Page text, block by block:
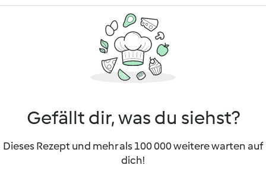
Gefällt dir, was du siehst?
Dieses Rezept und mehr als 100 000 weitere warten auf
dich!